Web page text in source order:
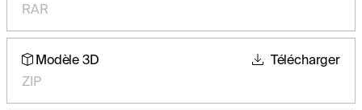
RAR
Modèle 3D
ZIP
Télécharger